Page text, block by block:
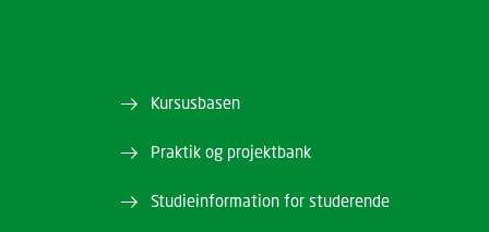
Kursusbasen
Praktik og projektbank
Studieinformation for studerende